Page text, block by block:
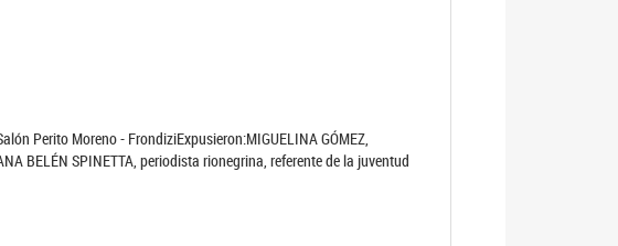
Perito Moreno - FrondiziExpusieron:MIGUELINA GÓMEZ,
BELÉN SPINETTA, periodista rionegrina, referente de la juventud